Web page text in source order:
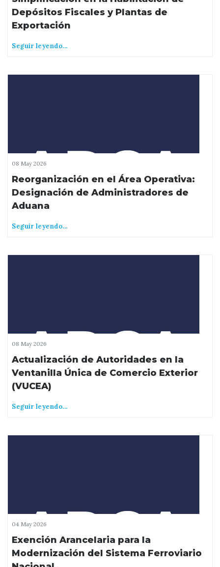
Depósitos Fiscales y Plantas de
Exportación
Seguir leyendo...
08 May 2026
Reorganización en el Área Operativa:
Designación de Administradores de
Aduana
Seguir leyendo...
08 May 2026
Actualización de Autoridades en la
Ventanilla Única de Comercio Exterior
(VUCEA)
Seguir leyendo...
04 May 2026
Exención Arancelaria para la
Modernización del Sistema Ferroviario